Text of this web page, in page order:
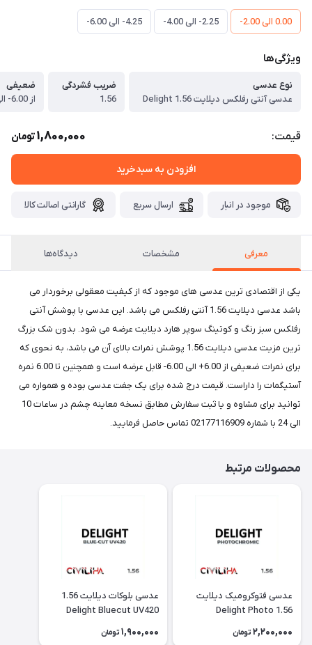
0.00 الی 2.00- 2.25- الی 4.00- 4.25- الی 6.00-
ویژگی‌ها
نوع عدسی
عدسی آنتی رفلکس دیلایت 1.56 Delight
ضریب فشردگی
1.56
ضعیفی
از 6.00- الی 6.00+
قیمت: 1,800,000تومان
افزودن به سبدخرید
موجود در انبار ارسال سریع گارانتی اصالت کالا
معرفی مشخصات دیدگاه‌ها
یکی از اقتصادی ترین عدسی های موجود که از کیفیت معقولی برخوردار می
باشد عدسی دیلایت 1.56 آنتی رفلکس می باشد. این عدسی با پوشش آنتی
رفلکس سبز رنگ و کوتینگ سوپر هارد دیلایت عرضه می شود. بدون شک بزرگ
ترین مزیت عدسی دیلایت 1.56 پوشش نمرات بالای آن می باشد، به نحوی که
برای نمرات ضعیفی از 6.00+ الی 6.00- قابل عرضه است و همچنین تا 6.00 نمره
آستیگمات را داراست. قیمت درج شده برای یک جفت عدسی بوده و همواره می
توانید برای مشاوه و یا ثبت سفارش مطابق نسخه معاینه چشم در ساعات 10
الی 24 با شماره 02177116909 تماس حاصل فرمایید.
محصولات مرتبط
عدسی فتوکرومیک دیلایت
1.56 Delight Photo
2,200,000 تومان
عدسی بلوکات دیلایت 1.56
Delight Bluecut UV420
1,900,000 تومان